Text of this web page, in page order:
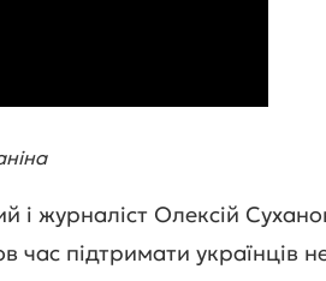
і журналіст Олексій
підтримати українців